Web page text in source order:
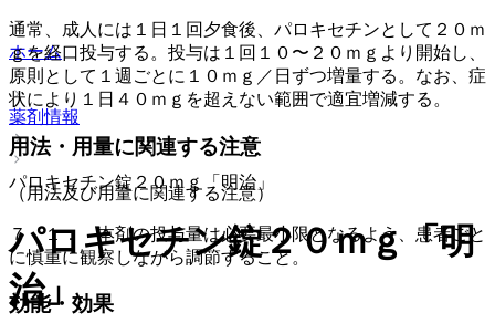
通常、成人には１日１回夕食後、パロキセチンとして２０ｍ
ｇを経口投与する。投与は１回１０〜２０ｍｇより開始し、
原則として１週ごとに１０ｍｇ／日ずつ増量する。なお、症
状により１日４０ｍｇを超えない範囲で適宜増減する。
用法・用量に関連する注意
（用法及び用量に関連する注意）
７．１． 本剤の投与量は必要最小限となるよう、患者ごと
に慎重に観察しながら調節すること。
効能・効果
ホーム
薬剤情報
パロキセチン錠２０ｍｇ「明治」
パロキセチン錠２０ｍｇ「明
治」